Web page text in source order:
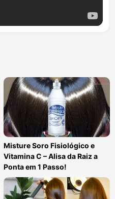
Misture Soro Fisiológico e
Vitamina C – Alisa da Raiz a
Ponta em 1 Passo!